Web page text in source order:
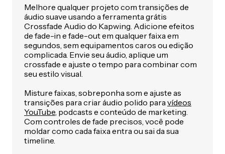
Melhore qualquer projeto com transições de
áudio suave usando a ferramenta grátis
Crossfade Audio do Kapwing. Adicione efeitos
de fade-in e fade-out em qualquer faixa em
segundos, sem equipamentos caros ou edição
complicada. Envie seu áudio, aplique um
crossfade e ajuste o tempo para combinar com
seu estilo visual.
Misture faixas, sobreponha som e ajuste as
transições para criar áudio polido paravídeos
YouTube, podcasts e conteúdo de marketing.
Com controles de fade precisos, você pode
moldar como cada faixa entra ou sai da sua
timeline.